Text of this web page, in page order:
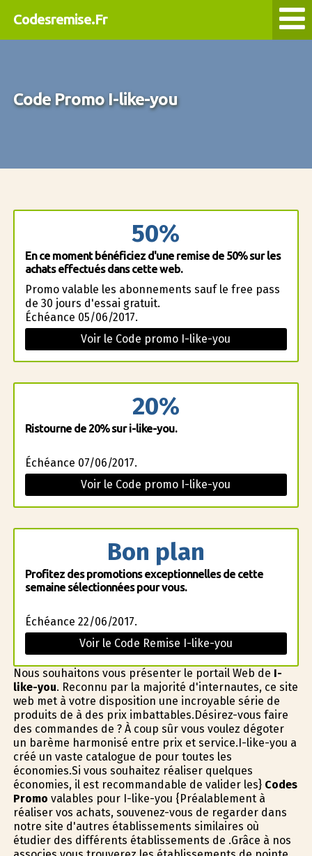
Codesremise.Fr
Code Promo I-like-you
50%
En ce moment bénéficiez d'une remise de 50% sur les
achats effectués dans cette web.
Promo valable les abonnements sauf le free pass
de 30 jours d'essai gratuit.
Échéance 05/06/2017.
Voir le Code promo I-like-you
20%
Ristourne de 20% sur i-like-you.
Échéance 07/06/2017.
Voir le Code promo I-like-you
Bon plan
Profitez des promotions exceptionnelles de cette
semaine sélectionnées pour vous.
Échéance 22/06/2017.
Voir le Code Remise I-like-you
Nous souhaitons vous présenter le portail Web de I-
like-you. Reconnu par la majorité d'internautes, ce site
web met à votre disposition une incroyable série de
produits de à des prix imbattables.Désirez-vous faire
des commandes de ? À coup sûr vous voulez dégoter
un barème harmonisé entre prix et service.I-like-you a
créé un vaste catalogue de pour toutes les
économies.Si vous souhaitez réaliser quelques
économies, il est recommandable de valider les} Codes
Promo valables pour I-like-you {Préalablement à
réaliser vos achats, souvenez-vous de regarder dans
notre site d'autres établissements similaires où
étudier des différents établissements de .Grâce à nos